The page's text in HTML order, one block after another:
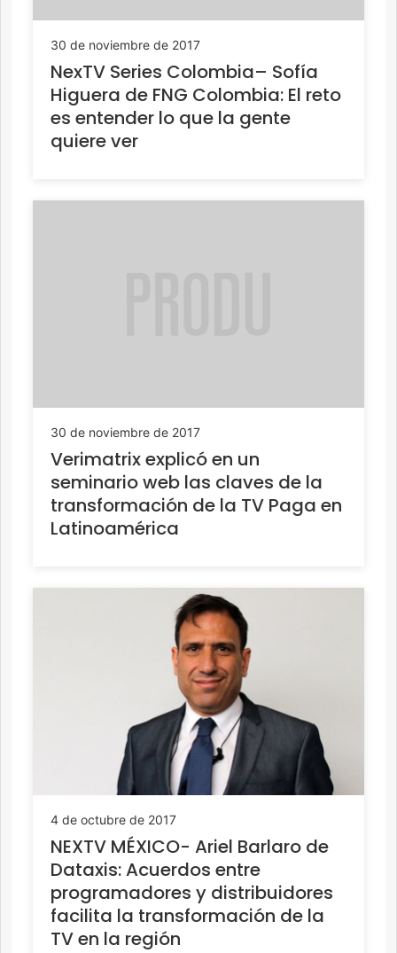
30 de noviembre de 2017
NexTV Series Colombia– Sofía
Higuera de FNG Colombia: El reto
es entender lo que la gente
quiere ver
30 de noviembre de 2017
Verimatrix explicó en un
seminario web las claves de la
transformación de la TV Paga en
Latinoamérica
4 de octubre de 2017
NEXTV MÉXICO- Ariel Barlaro de
Dataxis: Acuerdos entre
programadores y distribuidores
facilita la transformación de la
TV en la región